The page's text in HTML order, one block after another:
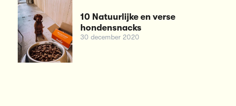
10 Natuurlijke en verse
hondensnacks
30 december 2020